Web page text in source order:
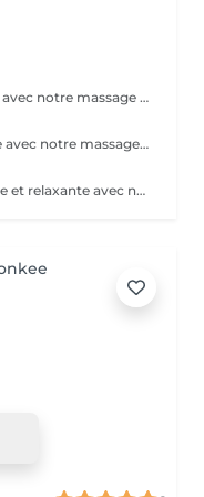
Profitez d'une expérience revitalisante avec notre massage relaxant de 40, 60 ou 90 minutes. Nos esthéticiennes utiliseront des techniques douces pour soulager les tensions musculaires, procurant une sensation de tranquillité. Le temps de préparation et d'installation de la cliente est inclus dans la période choisie, garantissant que chaque minute soit consacrée à votre bien-être. Profitez de ce moment pour rajeunir corps et esprit.
Plongez dans une expérience luxueuse avec notre massage Vinothérapie de 40, 60 ou 90 minutes. Nos Esthetcienne experts utiliseront des techniques spécifiques, combinant les bienfaits du raisin pour apaiser vos muscles et offrir une sensation de détente profonde. Le temps de préparation et d'installation de la cliente est inclus dans la durée sélectionnée, garantissant une expérience dédiée à votre bien-être. Laissez-vous emporter par ce moment de délice, revitalisant à la fois votre corps et votre esprit.
Profitez d'une atmosphère chaleureuse et relaxante avec notre massage aux bougies de 40, 60 ou 90 minutes. Nos esthéticiennes spécialisées intègrent des bougies parfumées pour créer une ambiance paisible tout en appliquant des techniques douces visant à soulager les tensions musculaires. Le temps de préparation et d'installation de la cliente est inclus dans la période choisie, garantissant que chaque minute soit dédiée à votre bien-être. Offrez-vous une expérience de rajeunissement du corps et de l'esprit dans ce cadre serein.